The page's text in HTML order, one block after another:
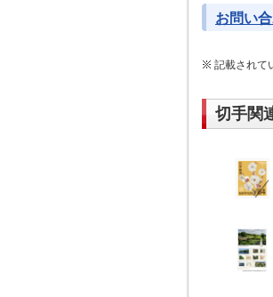
お問い
記載されて
切手関